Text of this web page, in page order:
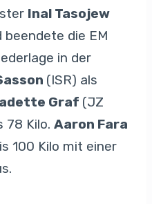
Inal Tasojew
beendete die EM
in der
(ISR) als
Graf (JZ
78 Kilo. Aaron Fara
100 Kilo mit einer